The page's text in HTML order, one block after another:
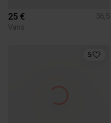
25 €
36,5
Vans
5